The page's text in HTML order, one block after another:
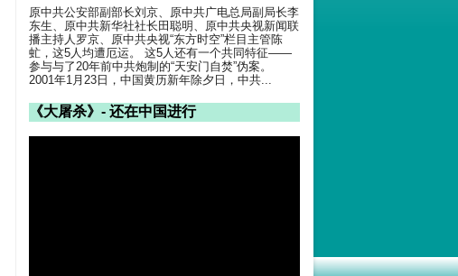
原中共公安部副部长刘京、原中共广电总局副局长李
东生、原中共新华社社长田聪明、原中共央视新闻联
播主持人罗京、原中共央视“东方时空”栏目主管陈
虻，这5人均遭厄运。 这5人还有一个共同特征——
参与与了20年前中共炮制的“天安门自焚”伪案。
2001年1月23日，中国黄历新年除夕日，中共...
《大屠杀》- 还在中国进行